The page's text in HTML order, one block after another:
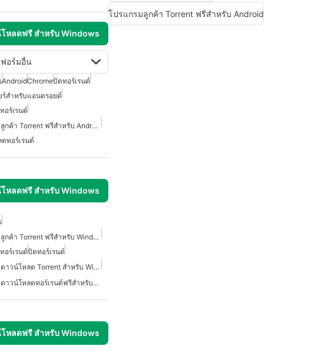
หลดฟรี สำหรับ Windows
อร์มอื่น
AndroidChromeบิตทอร์เรนต์
ร์สำหรับแอนดรอยด์
อร์เรนต์
โปรแกรมลูกค้า Torrent ฟรีสำหรับ Android
ทอร์เรนต์
หลดฟรี สำหรับ Windows
โปรแกรมลูกค้า Torrent ฟรีสำหรับ Windows
อร์เรนต์บิตทอร์เรนต์
โปรแกรมดาวน์โหลด Torrent สำหรับ Windows
โปรแกรมดาวน์โหลดทอร์เรนต์ฟรีสำหรับวินโดวส์
หลดฟรี สำหรับ Windows
โปรแกรมลูกค้า Torrent ฟรีสำหรับ Android